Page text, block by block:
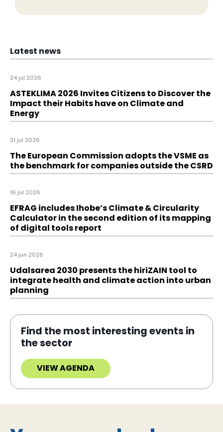
Latest news
24 jul 2026
ASTEKLIMA 2026 Invites Citizens to Discover the
Impact their Habits have on Climate and
Energy
21 jul 2026
The European Commission adopts the VSME as
the benchmark for companies outside the CSRD
16 jul 2026
EFRAG includes Ihobe’s Climate & Circularity
Calculator in the second edition of its mapping
of digital tools report
24 jun 2026
Udalsarea 2030 presents the hiriZAIN tool to
integrate health and climate action into urban
planning
Find the most interesting events in
the sector
VIEW AGENDA